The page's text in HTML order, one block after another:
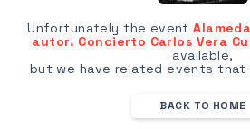
Unfortunately the event
autor. Concierto Carlos Vera
available,
but we have related events
BACK TO HOME